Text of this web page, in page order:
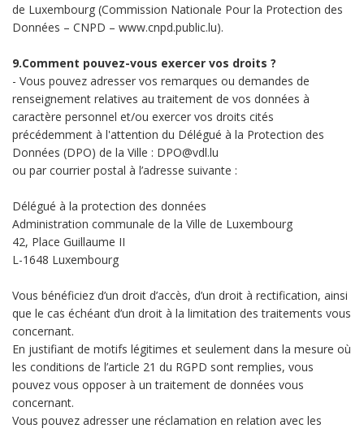
de Luxembourg (Commission Nationale Pour la Protection des
Données – CNPD – www.cnpd.public.lu).
9.Comment pouvez-vous exercer vos droits ?
- Vous pouvez adresser vos remarques ou demandes de
renseignement relatives au traitement de vos données à
caractère personnel et/ou exercer vos droits cités
précédemment à l'attention du Délégué à la Protection des
Données (DPO) de la Ville : DPO@vdl.lu
ou par courrier postal à l’adresse suivante :
Délégué à la protection des données
Administration communale de la Ville de Luxembourg
42, Place Guillaume II
L-1648 Luxembourg
Vous bénéficiez d’un droit d’accès, d’un droit à rectification, ainsi
que le cas échéant d’un droit à la limitation des traitements vous
concernant.
En justifiant de motifs légitimes et seulement dans la mesure où
les conditions de l’article 21 du RGPD sont remplies, vous
pouvez vous opposer à un traitement de données vous
concernant.
Vous pouvez adresser une réclamation en relation avec les